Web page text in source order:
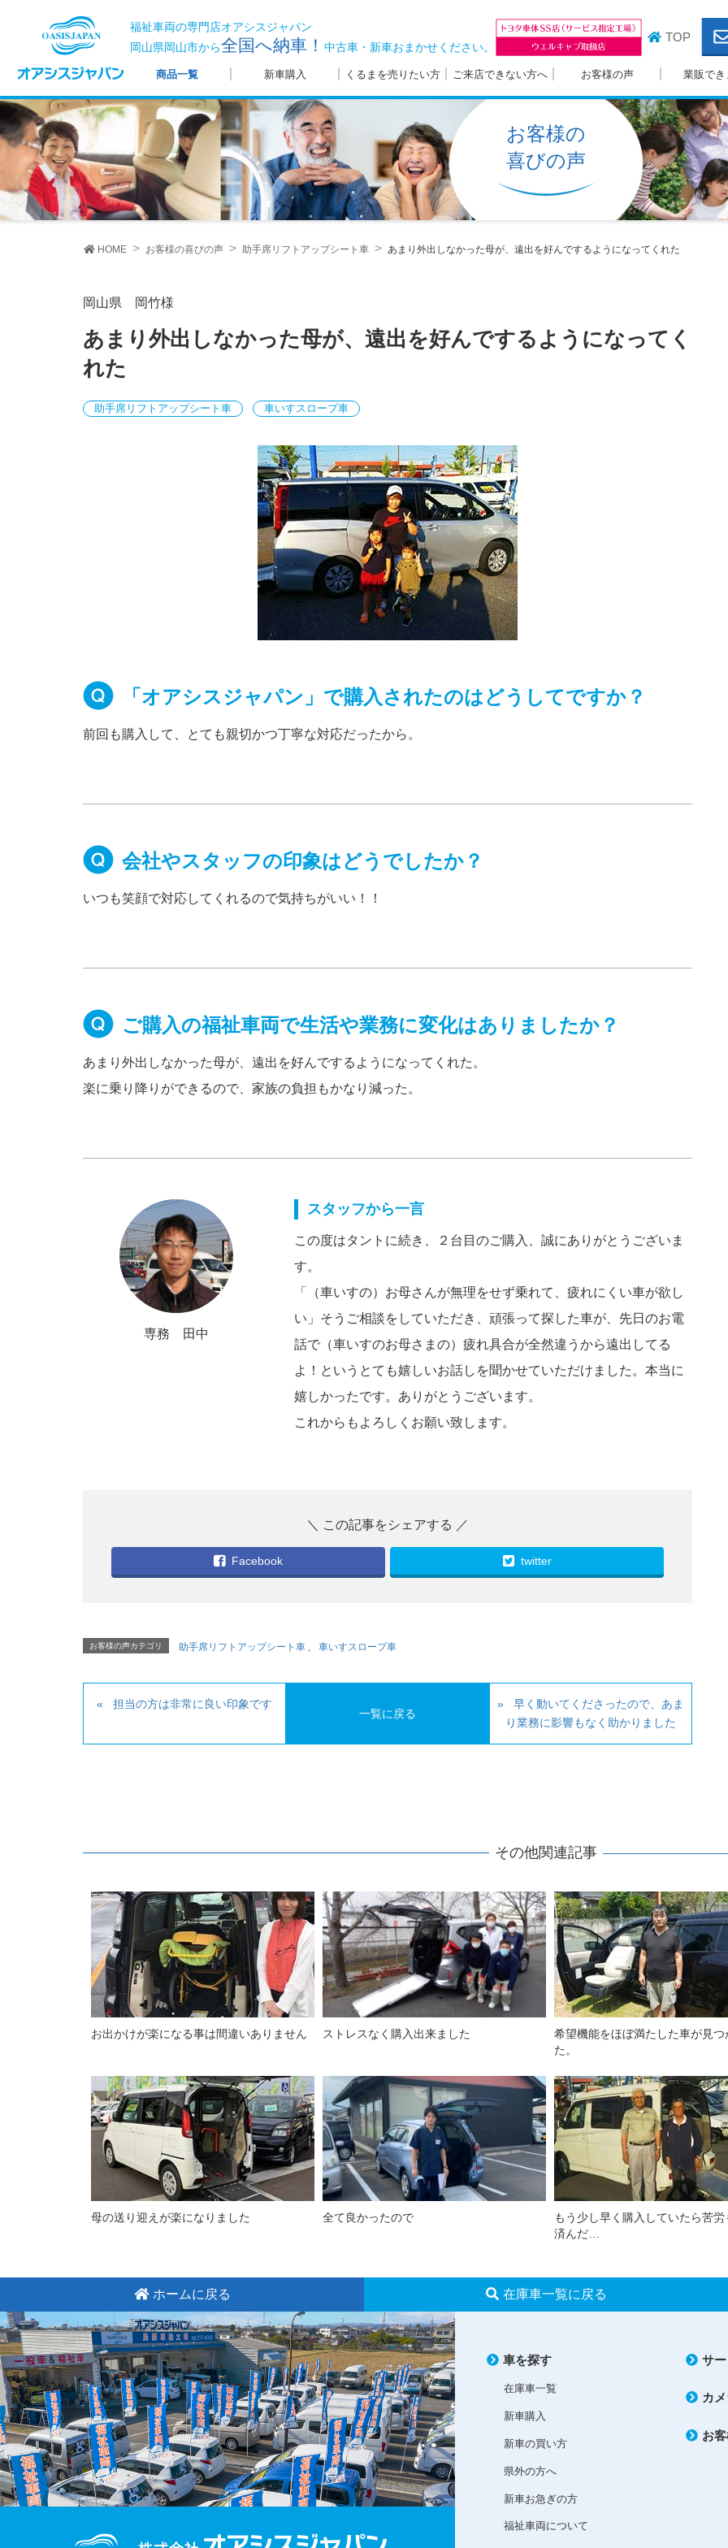
福祉車両の専門店オアシスジャパン
岡山県岡山市から全国へ納車！中古車・新車おまかせください。
TOP
商品一覧 新車購入 くるまを売りたい方 ご来店できない方へ お客様の声 業販でき
お客様の
喜びの声
HOME お客様の喜びの声 助手席リフトアップシート車 あまり外出しなかった母が、遠出を好んでするようになってくれた
岡山県 岡竹様
あまり外出しなかった母が、遠出を好んでするようになってく
れた
助手席リフトアップシート車 車いすスロープ車
「オアシスジャパン」で購入されたのはどうしてですか？
前回も購入して、とても親切かつ丁寧な対応だったから。
会社やスタッフの印象はどうでしたか？
いつも笑顔で対応してくれるので気持ちがいい！！
ご購入の福祉車両で生活や業務に変化はありましたか？
あまり外出しなかった母が、遠出を好んでするようになってくれた。
楽に乗り降りができるので、家族の負担もかなり減った。
専務 田中
スタッフから一言
この度はタントに続き、２台目のご購入、誠にありがとうございま
す。
「（車いすの）お母さんが無理をせず乗れて、疲れにくい車が欲し
い」そうご相談をしていただき、頑張って探した車が、先日のお電
話で（車いすのお母さまの）疲れ具合が全然違うから遠出してる
よ！というとても嬉しいお話しを聞かせていただけました。本当に
嬉しかったです。ありがとうございます。
これからもよろしくお願い致します。
Facebook twitter
お客様の声カテゴリ 助手席リフトアップシート車 、 車いすスロープ車
担当の方は非常に良い印象です
一覧に戻る
早く動いてくださったので、あま
り業務に影響もなく助かりました
その他関連記事
お出かけが楽になる事は間違いありません ストレスなく購入出来ました
希望機能をほぼ満たした車が見つ
た。
母の送り迎えが楽になりました 全て良かったので
もう少し早く購入していたら苦
済んだ…
ホームに戻る 在庫車一覧に戻る
車を探す
在庫車一覧
新車購入
新車の買い方
県外の方へ
新車お急ぎの方
福祉車両について
サ
カ
お